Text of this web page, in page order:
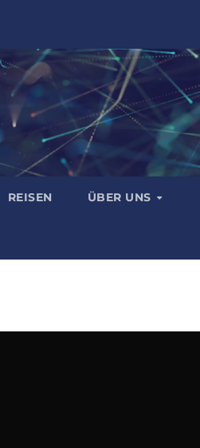
REISEN ÜBER UNS